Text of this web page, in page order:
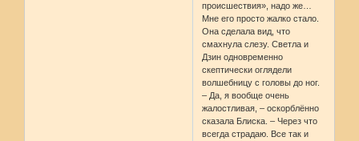
происшествия», надо же…
Мне его просто жалко стало.
Она сделала вид, что
смахнула слезу. Светла и
Дзин одновременно
скептически оглядели
волшебницу с головы до ног.
– Да, я вообще очень
жалостливая, – оскорблённо
сказала Блиска. – Через что
всегда страдаю. Все так и